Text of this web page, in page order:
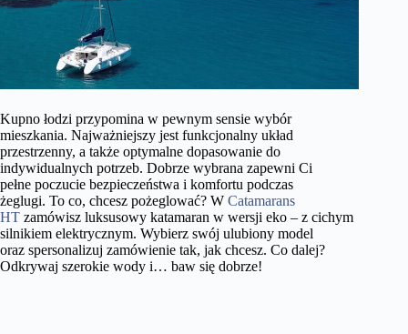
Kupno łodzi przypomina w pewnym sensie wybór
mieszkania. Najważniejszy jest funkcjonalny układ
przestrzenny, a także optymalne dopasowanie do
indywidualnych potrzeb. Dobrze wybrana zapewni Ci
pełne poczucie bezpieczeństwa i komfortu podczas
żeglugi. To co, chcesz pożeglować? W Catamarans
HT zamówisz luksusowy katamaran w wersji eko – z cichym
silnikiem elektrycznym. Wybierz swój ulubiony model
oraz spersonalizuj zamówienie tak, jak chcesz. Co dalej?
Odkrywaj szerokie wody i… baw się dobrze!